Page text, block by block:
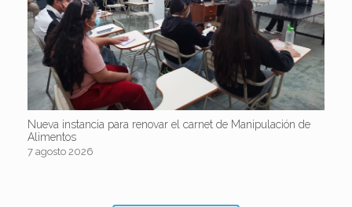
Nueva instancia para renovar el carnet de Manipulación de
Alimentos
7 agosto 2026